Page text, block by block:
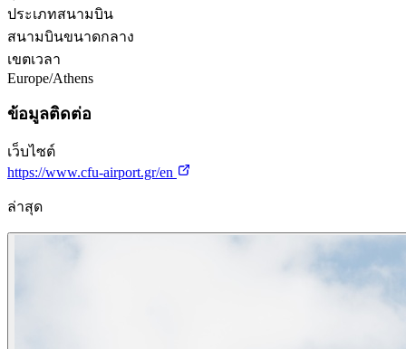
ประเภทสนามบิน
สนามบินขนาดกลาง
เขตเวลา
Europe/Athens
ข้อมูลติดต่อ
เว็บไซต์
https://www.cfu-airport.gr/en
ล่าสุด